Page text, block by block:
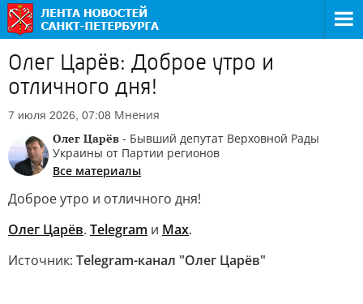
Олег Царёв: Доброе утро и
отличного дня!
7 июля 2026, 07:08 Мнения
Олег Царёв - Бывший депутат Верховной Рады
Украины от Партии регионов
Все материалы
Доброе утро и отличного дня!
Олег Царёв. Telegram и Max.
Источник: Telegram-канал "Олег Царёв"